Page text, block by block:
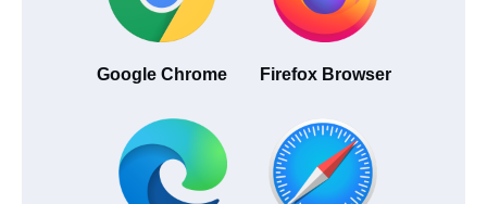
Google Chrome Firefox Browser